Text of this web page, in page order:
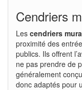
Cendriers
Les cendriers
proximité des
publics. Ils offrent
ne pas prendre de
généralement
donc adaptés pour